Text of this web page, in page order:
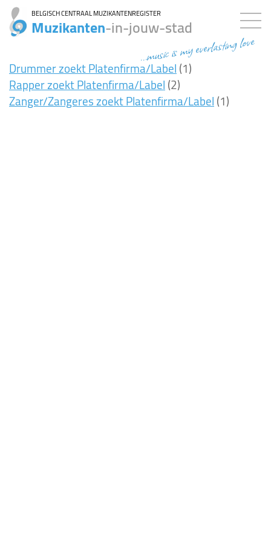
BELGISCH CENTRAAL MUZIKANTENREGISTER
Muzikanten-in-jouw-stad
...music is my everlasting love
Drummer zoekt Platenfirma/Label(1)
Rapper zoekt Platenfirma/Label(2)
Zanger/Zangeres zoekt Platenfirma/Label(1)